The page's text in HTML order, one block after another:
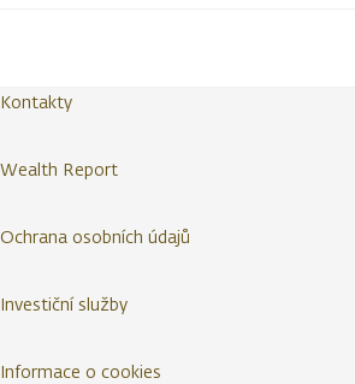
Kontakty
Wealth Report
Ochrana osobních údajů
Investiční služby
Informace o cookies